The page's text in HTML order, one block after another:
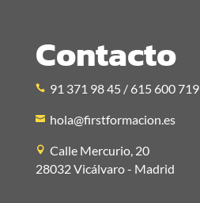
Contacto
91 371 98 45 / 615 600 719
hola@firstformacion.es
Calle Mercurio, 20
28032 Vicálvaro - Madrid